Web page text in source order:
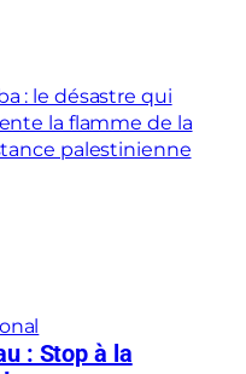
: le désastre qui
la flamme de la
palestinienne
: Stop à la